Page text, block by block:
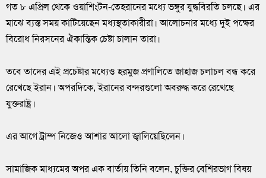
গত ৮ এপ্রিল থেকে ওয়াশিংটন-তেহরানের মধ্যে ভঙ্গুর যুদ্ধবিরতি চলছে। এর
মাঝে ব্যস্ত সময় কাটিয়েছেন মধ্যস্থতাকারীরা। আলোচনার মধ্যে দুই পক্ষের
বিরোধ নিরসনের ঐকান্তিক চেষ্টা চালান তারা।
তবে তাদের এই প্রচেষ্টার মধ্যেও হরমুজ প্রণালিতে জাহাজ চলাচল বন্ধ করে
রেখেছে ইরান। অপরদিকে, ইরানের বন্দরগুলো অবরুদ্ধ করে রেখেছে
যুক্তরাষ্ট্র।
এর আগে ট্রাম্প নিজেও আশার আলো জ্বালিয়েছিলেন।
সামাজিক মাধ্যমের অপর এক বার্তায় তিনি বলেন, চুক্তির বেশিরভাগ বিষয়